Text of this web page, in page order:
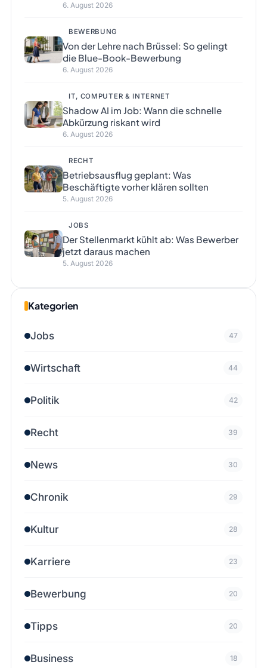
6. August 2026
BEWERBUNG
Von der Lehre nach Brüssel: So gelingt
die Blue-Book-Bewerbung
6. August 2026
IT, COMPUTER & INTERNET
Shadow AI im Job: Wann die schnelle
Abkürzung riskant wird
6. August 2026
RECHT
Betriebsausflug geplant: Was
Beschäftigte vorher klären sollten
5. August 2026
JOBS
Der Stellenmarkt kühlt ab: Was Bewerber
jetzt daraus machen
5. August 2026
Kategorien
Jobs 47
Wirtschaft 44
Politik 42
Recht 39
News 30
Chronik 29
Kultur 28
Karriere 23
Bewerbung 20
Tipps 20
Business 18